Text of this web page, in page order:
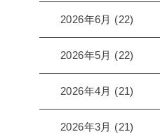
2026年6月 (22)
2026年5月 (22)
2026年4月 (21)
2026年3月 (21)